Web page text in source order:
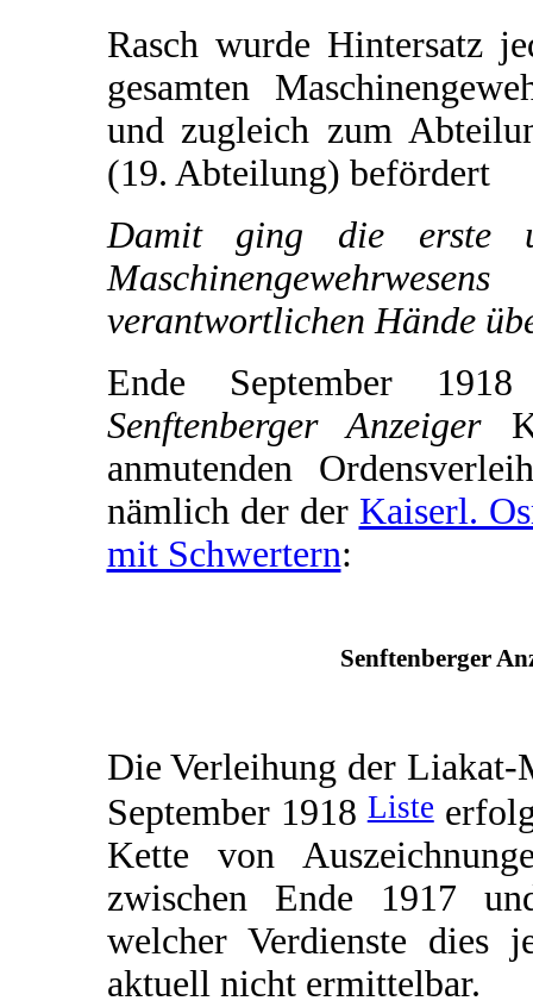
Rasch wurde Hintersatz
gesamten
und zugleich zum
(19. Abteilung) befördert
Damit ging die erste
verantwortlichen Hände
Ende September
Senftenberger Anzeiger
anmutenden
nämlich der der Kaiserl.
mit Schwertern:
Senftenberger
Die Verleihung der Liakat-
September 1918Liste
Kette von
zwischen Ende 1917
welcher Verdienste dies
aktuell nicht ermittelbar.